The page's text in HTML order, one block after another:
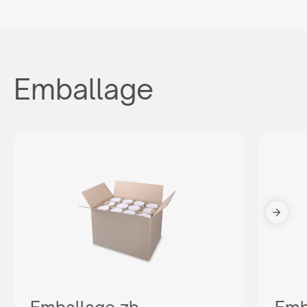
Emballage
notre panel B2B et découvrez toutes les capacités de
notre système.
AGENCY COOPERATION
+33 6 85 13 11 81